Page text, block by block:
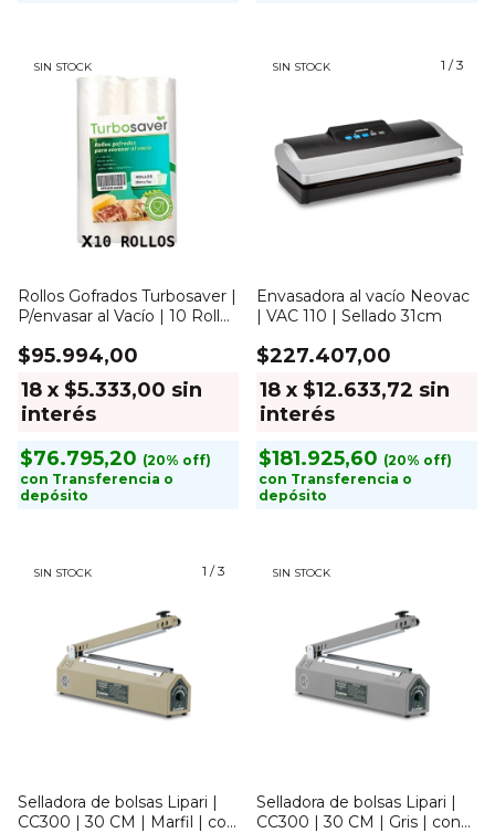
SIN STOCK
Rollos Gofrados Turbosaver |
P/envasar al Vacío | 10 Rollos
$95.994,00
18 x $5.333,00 sin
interés
$76.795,20
con Transferencia o
depósito
1 /3
SIN STOCK
Envasadora al vacío Neovac
| VAC 110 | Sellado 31cm
$227.407,00
18 x $12.633,72 sin
interés
$181.925,60
con Transferencia o
depósito
1 /3
SIN STOCK
Selladora de bolsas Lipari |
CC300 | 30 CM | Marfil | con
SIN STOCK
Selladora de bolsas Lipari |
CC300 | 30 CM | Gris | con